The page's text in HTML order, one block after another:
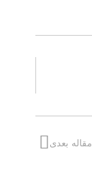
مقاله بعدی